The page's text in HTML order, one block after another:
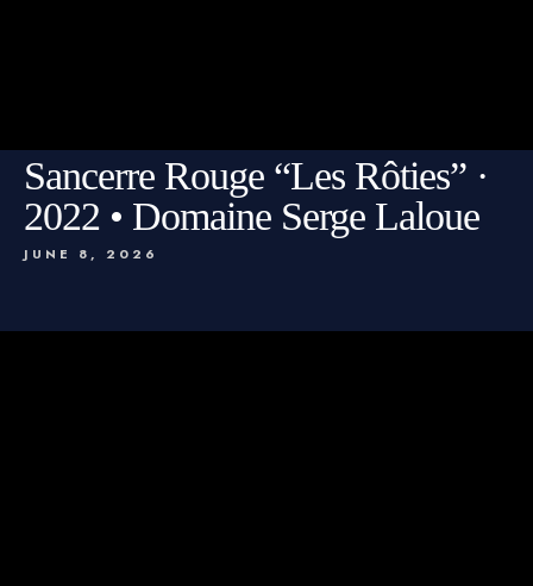
Sancerre Rouge “Les Rôties” ·
2022 • Domaine Serge Laloue
JUNE 8, 2026